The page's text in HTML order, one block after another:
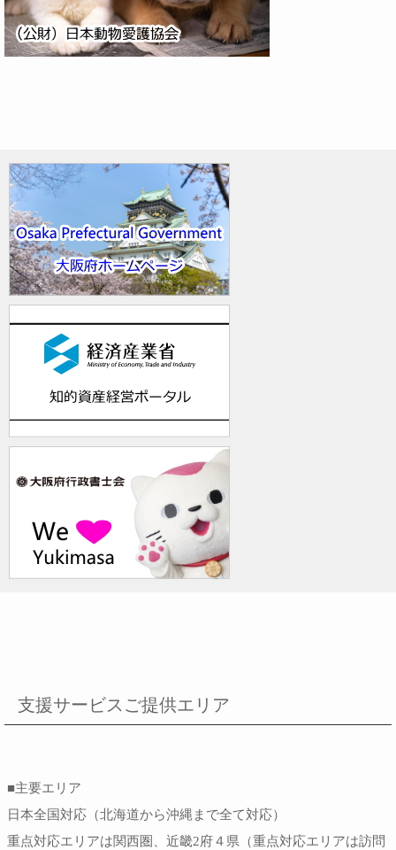
支援サービスご提供エリア
■主要エリア
日本全国対応（北海道から沖縄まで全て対応）
重点対応エリアは関西圏、近畿2府４県（重点対応エリアは訪問